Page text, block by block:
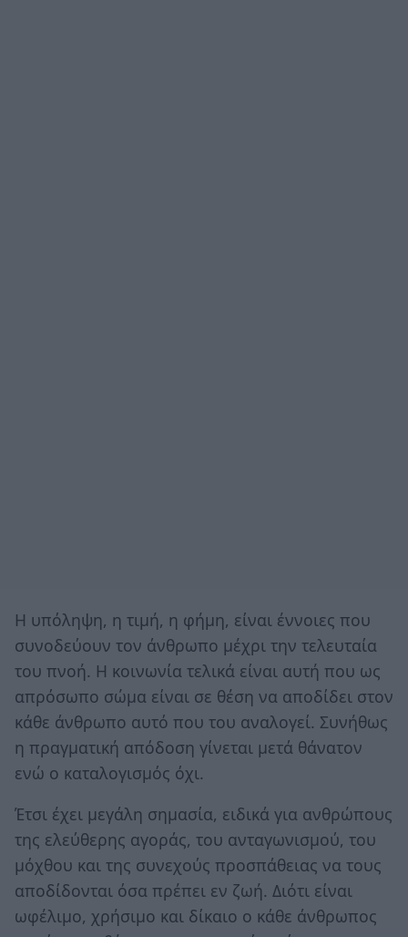
Η υπόληψη, η τιμή, η φήμη, είναι έννοιες που
συνοδεύουν τον άνθρωπο μέχρι την τελευταία
του πνοή. Η κοινωνία τελικά είναι αυτή που ως
απρόσωπο σώμα είναι σε θέση να αποδίδει στον
κάθε άνθρωπο αυτό που του αναλογεί. Συνήθως
η πραγματική απόδοση γίνεται μετά θάνατον
ενώ ο καταλογισμός όχι.
Έτσι έχει μεγάλη σημασία, ειδικά για ανθρώπους
της ελεύθερης αγοράς, του ανταγωνισμού, του
μόχθου και της συνεχούς προσπάθειας να τους
αποδίδονται όσα πρέπει εν ζωή. Διότι είναι
ωφέλιμο, χρήσιμο και δίκαιο ο κάθε άνθρωπος